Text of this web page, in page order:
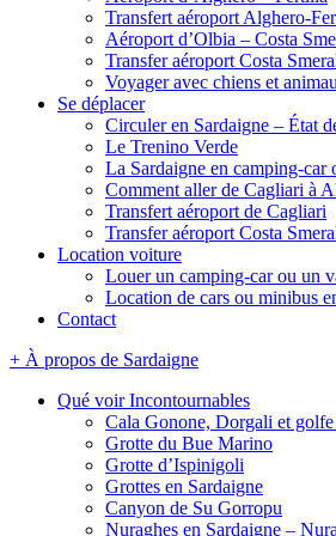
Transfert aéroport Alghero-
Aéroport d’Olbia – Costa
Transfer aéroport Costa
Voyager avec chiens et
Se déplacer
Circuler en Sardaigne – État
Le Trenino Verde
La Sardaigne en camping-car
Comment aller de Cagliari à
Transfert aéroport de Cagliari
Transfer aéroport Costa
Location voiture
Louer un camping-car ou un
Location de cars ou minibus
Contact
+ À propos de Sardaigne
Qué voir Incontournables
Cala Gonone, Dorgali et golfe
Grotte du Bue Marino
Grotte d’Ispinigoli
Grottes en Sardaigne
Canyon de Su Gorropu
Nuraghes en Sardaigne –